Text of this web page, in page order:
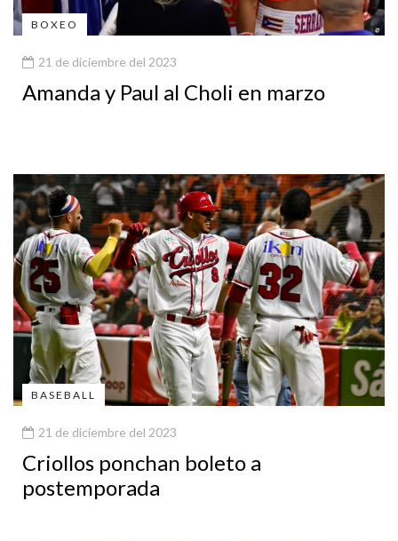
BOXEO
21 de diciembre del 2023
Amanda y Paul al Choli en marzo
BASEBALL
21 de diciembre del 2023
Criollos ponchan boleto a
postemporada